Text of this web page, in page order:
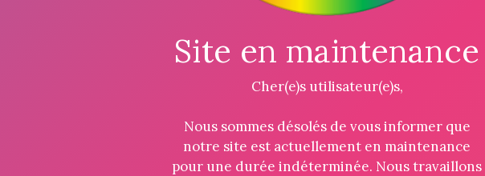
Site en maintenance
Cher(e)s utilisateur(e)s,
Nous sommes désolés de vous informer que
notre site est actuellement en maintenance
pour une durée indéterminée. Nous travaillons